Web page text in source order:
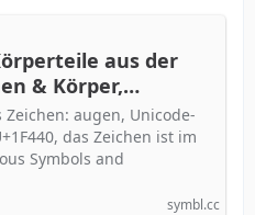
aus der
& Körper,
📖 Bedeutung
kopieren
Zeichen: augen, Unicode-
das Zeichen ist im
Symbols and
symbl.cc